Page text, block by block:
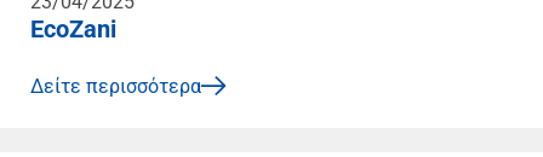
EcoZani
Δείτε περισσότερα